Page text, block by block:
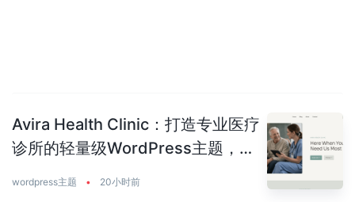
Avira Health Clinic：打造专业医疗
诊所的轻量级WordPress主题，让
wordpress主题 • 20小时前